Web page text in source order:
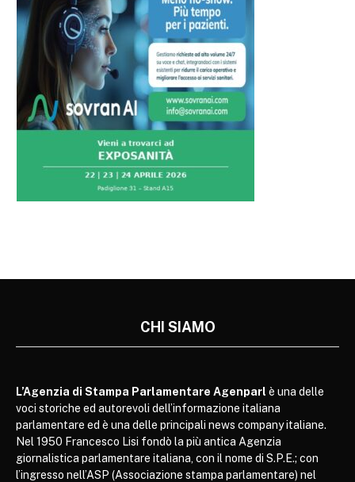
CHI SIAMO
L’Agenzia di Stampa Parlamentare Agenparl è una delle
voci storiche ed autorevoli dell’informazione italiana
parlamentare ed è una delle principali news company italiane.
Nel 1950 Francesco Lisi fondò la più antica Agenzia
giornalistica parlamentare italiana, con il nome di S.P.E.; con
l’ingresso nell’ASP (Associazione stampa parlamentare) nel